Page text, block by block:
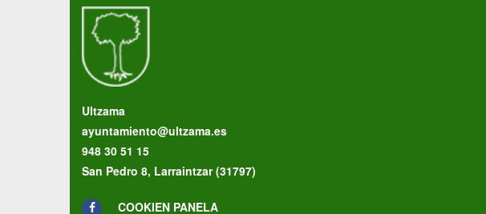
Ultzama
ayuntamiento@ultzama.es
948 30 51 15
San Pedro 8, Larraintzar (31797)
COOKIEN PANELA